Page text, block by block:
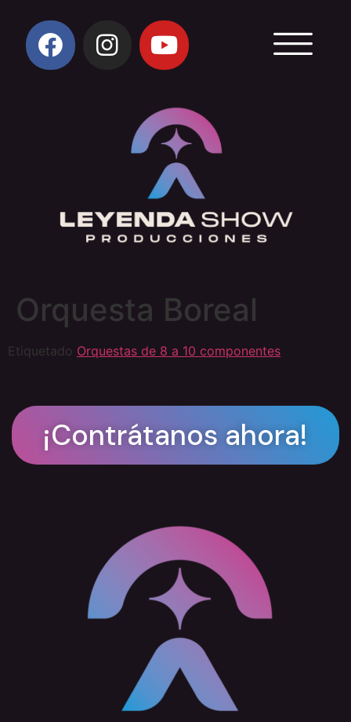
Orquesta Boreal
Etiquetado Orquestas de 8 a 10 componentes
¡Contrátanos ahora!